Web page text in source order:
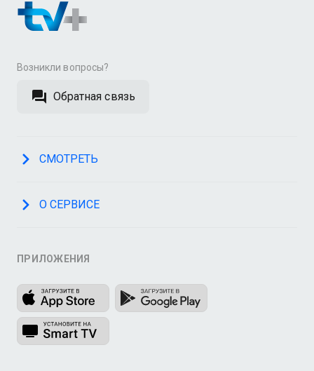
Возникли вопросы?
Обратная связь
СМОТРЕТЬ
О СЕРВИСЕ
ПРИЛОЖЕНИЯ